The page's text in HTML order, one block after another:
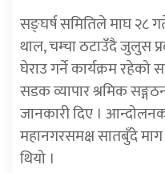
सङ्घर्ष समितिले माघ २८
थाल, चम्चा ठटाउँदै जुलुस
घेराउ गर्ने कार्यक्रम रहेको
सडक व्यापार श्रमिक
जानकारी दिए ।
महानगरसमक्ष सातबुँदे
थियो ।